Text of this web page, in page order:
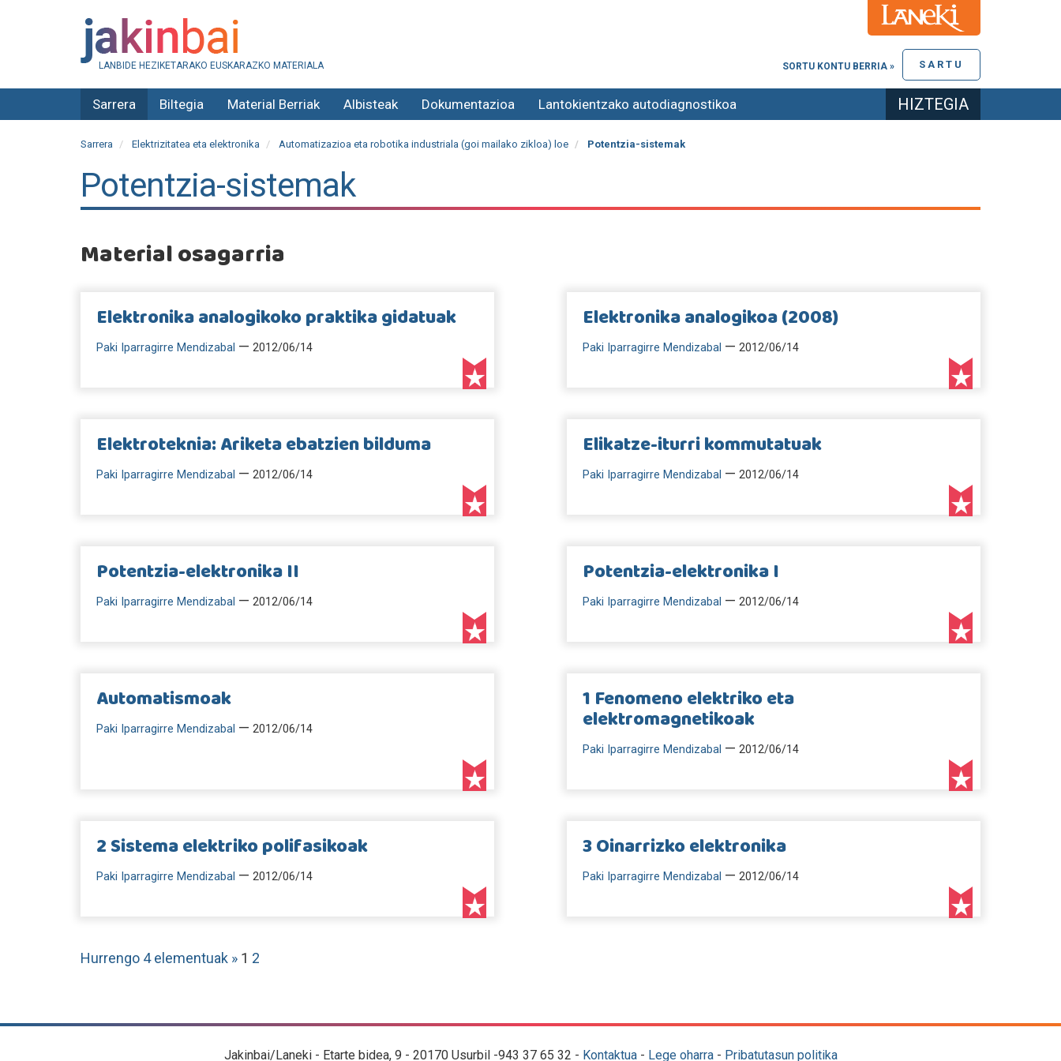
LANBIDE HEZIKETARAKO EUSKARAZKO MATERIALA SARTU
SORTU KONTU BERRIA »
Sarrera Biltegia Material Berriak Albisteak Dokumentazioa Lantokientzako autodiagnostikoa HIZTEGIA
Sarrera Elektrizitatea eta elektronika Automatizazioa eta robotika industriala (goi mailako zikloa) loe Potentzia-sistemak
Potentzia-sistemak
Material osagarria
Elektronika analogikoko praktika gidatuak
Paki Iparragirre Mendizabal — 2012/06/14
Elektronika analogikoa (2008)
Paki Iparragirre Mendizabal — 2012/06/14
Elektroteknia: Ariketa ebatzien bilduma
Paki Iparragirre Mendizabal — 2012/06/14
Elikatze-iturri kommutatuak
Paki Iparragirre Mendizabal — 2012/06/14
Potentzia-elektronika II
Paki Iparragirre Mendizabal — 2012/06/14
Potentzia-elektronika I
Paki Iparragirre Mendizabal — 2012/06/14
Automatismoak
Paki Iparragirre Mendizabal — 2012/06/14
1 Fenomeno elektriko eta
elektromagnetikoak
Paki Iparragirre Mendizabal — 2012/06/14
2 Sistema elektriko polifasikoak
Paki Iparragirre Mendizabal — 2012/06/14
3 Oinarrizko elektronika
Paki Iparragirre Mendizabal — 2012/06/14
Hurrengo 4 elementuak » 1 2
Jakinbai/Laneki - Etarte bidea, 9 - 20170 Usurbil -943 37 65 32 - Kontaktua- Lege oharra- Pribatutasun politika